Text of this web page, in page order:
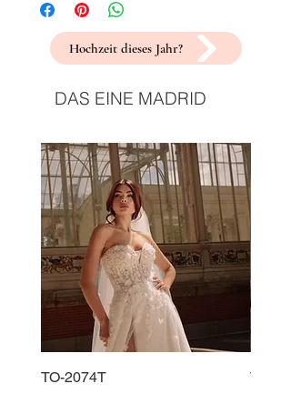
Hochzeit dieses Jahr?
DAS EINE MADRID
TO-2074T TO-